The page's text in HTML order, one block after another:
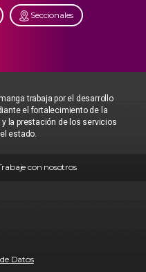
Seccionales
trabaja por el desarrollo
el fortalecimiento de la
la prestación de los servicios
estado.
con nosotros
Datos